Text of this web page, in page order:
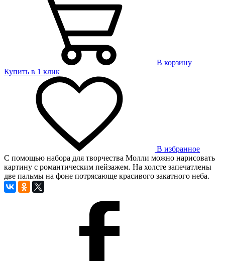
В корзину
Купить в 1 клик
В избранное
С помощью набора для творчества Молли можно нарисовать
картину с романтическим пейзажем. На холсте запечатлены
две пальмы на фоне потрясающе красивого закатного неба.